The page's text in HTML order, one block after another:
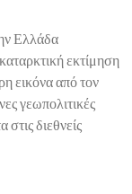
Ελλάδα
εκτίμηση
εικόνα από τον
γεωπολιτικές
διεθνείς